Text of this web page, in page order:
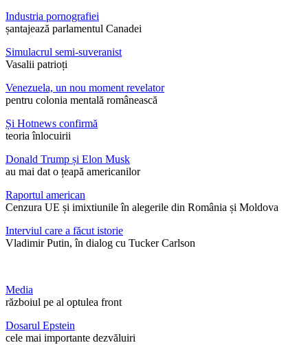
Industria pornografiei
șantajează parlamentul Canadei
Simulacrul semi-suveranist
Vasalii patrioți
Venezuela, un nou moment revelator
pentru colonia mentală românească
Și Hotnews confirmă
teoria înlocuirii
Donald Trump și Elon Musk
au mai dat o țeapă americanilor
Raportul american
Cenzura UE și imixtiunile în alegerile din România și Moldova
Interviul care a făcut istorie
Vladimir Putin, în dialog cu Tucker Carlson
Media
războiul pe al optulea front
Dosarul Epstein
cele mai importante dezvăluiri